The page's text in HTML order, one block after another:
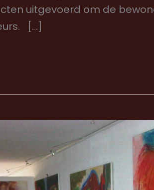
uitgevoerd om de
[…]